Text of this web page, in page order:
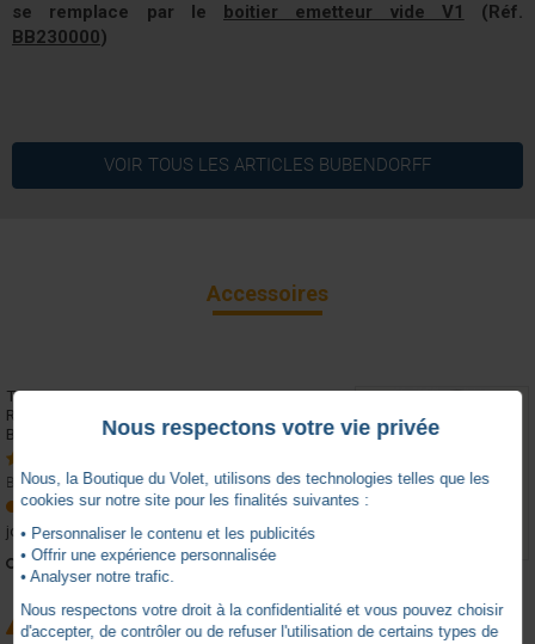
se remplace par le
boitier emetteur vide V1
(Réf.
BB230000)
4.5/5
Basé sur
avis soumis à un
contrôle
1étoile
Résumé des avis
Le boîtier émetteur mural est souvent jugé impeccable et
conforme aux attentes, offrant une excellente homogénéité
avec d'autres dispositifs. Il est facile à installer et précieux pour
remplacer un boîtier cassé. Les clients apprécient notamment
VOIR TOUS LES ARTICLES BUBENDORFF
Accessoires
TELECOMMANDE INDIVIDUELLE POUR
REMPLACEMENT EMETTEUR MAITRE - 3
BOUTONS (SN)
BUBENDORFF - BB223019
Expédition sous 27
jours
Plus d'infos
MERCI DE NOUS FOURNIR LE NUMÉRO S/N DU
Nous respectons votre vie privée
Nous, la Boutique du Volet, utilisons des technologies telles que les
cookies sur notre site pour les finalités suivantes :
• Personnaliser le contenu et les publicités
• Offrir une expérience personnalisée
• Analyser notre trafic.
Nous respectons votre droit à la confidentialité et vous pouvez choisir
d'accepter, de contrôler ou de refuser l'utilisation de certains types de